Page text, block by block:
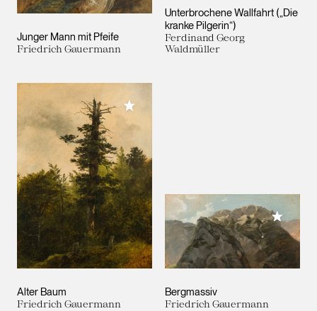
Junger Mann mit Pfeife
Friedrich Gauermann
Unterbrochene Wallfahrt („Die
kranke Pilgerin“)
Ferdinand Georg
Waldmüller
Alter Baum
Friedrich Gauermann
Meiner Sammlung hinzufügen
Bergmassiv
Friedrich Gauermann
Meiner